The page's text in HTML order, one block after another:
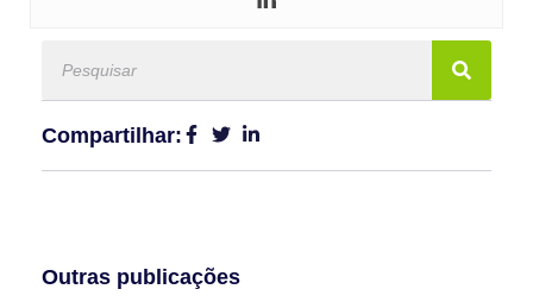
Compartilhar:
Outras publicações